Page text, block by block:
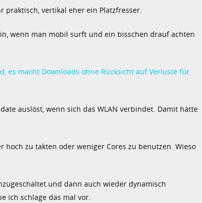
vertikal eher ein Platzfresser.
wenn man mobil surft und ein bisschen drauf achten
es macht Downloads ohne Rücksicht auf Verluste für
auslöst, wenn sich das WLAN verbindet. Damit hätte
zu takten oder weniger Cores zu benutzen. Wieso
und dann auch wieder dynamisch
ich schlage das mal vor.